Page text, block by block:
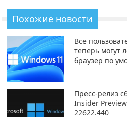
Похожие новости
Все
теперь могут
браузер по
Пресс-релиз
Insider
22622.440